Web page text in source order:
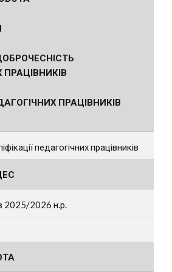
ПРАЦІВНИКІВ
педагогічних працівників
2025/2026 н.р.